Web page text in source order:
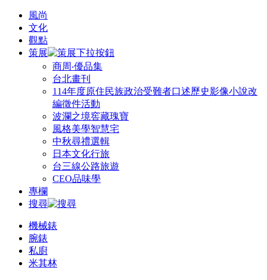
風尚
文化
觀點
策展
商周‧優品集
台北畫刊
114年度原住民族政治受難者口述歷史影像小說改
編徵件活動
波瀾之境窖藏瑰寶
風格美學智慧宅
中秋尋禮選輯
日本文化行旅
台三線公路旅遊
CEO品味學
專欄
搜尋
機械錶
腕錶
私廚
米其林